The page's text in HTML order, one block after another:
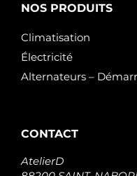
NOS PRODUITS
Climatisation
Électricité
Alternateurs –
CONTACT
AtelierD